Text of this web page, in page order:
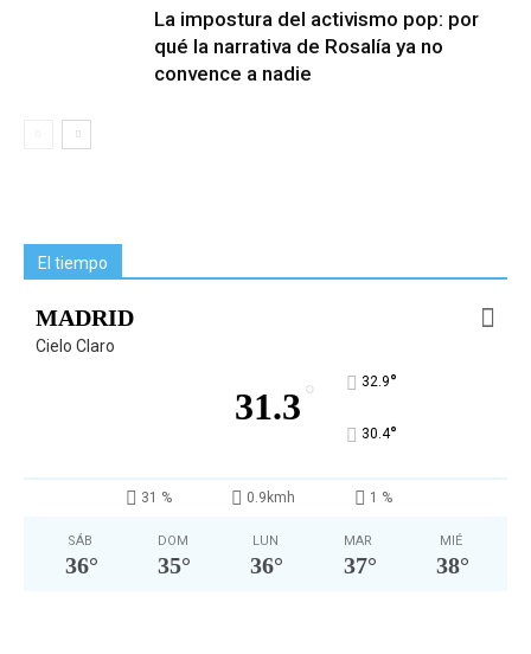
La impostura del activismo pop: por
qué la narrativa de Rosalía ya no
convence a nadie
El tiempo
MADRID
Cielo Claro
31.3 ° 32.9°
30.4°
31 % 0.9kmh 1 %
SÁB
36°
DOM
35°
LUN
36°
MAR
37°
MIÉ
38°